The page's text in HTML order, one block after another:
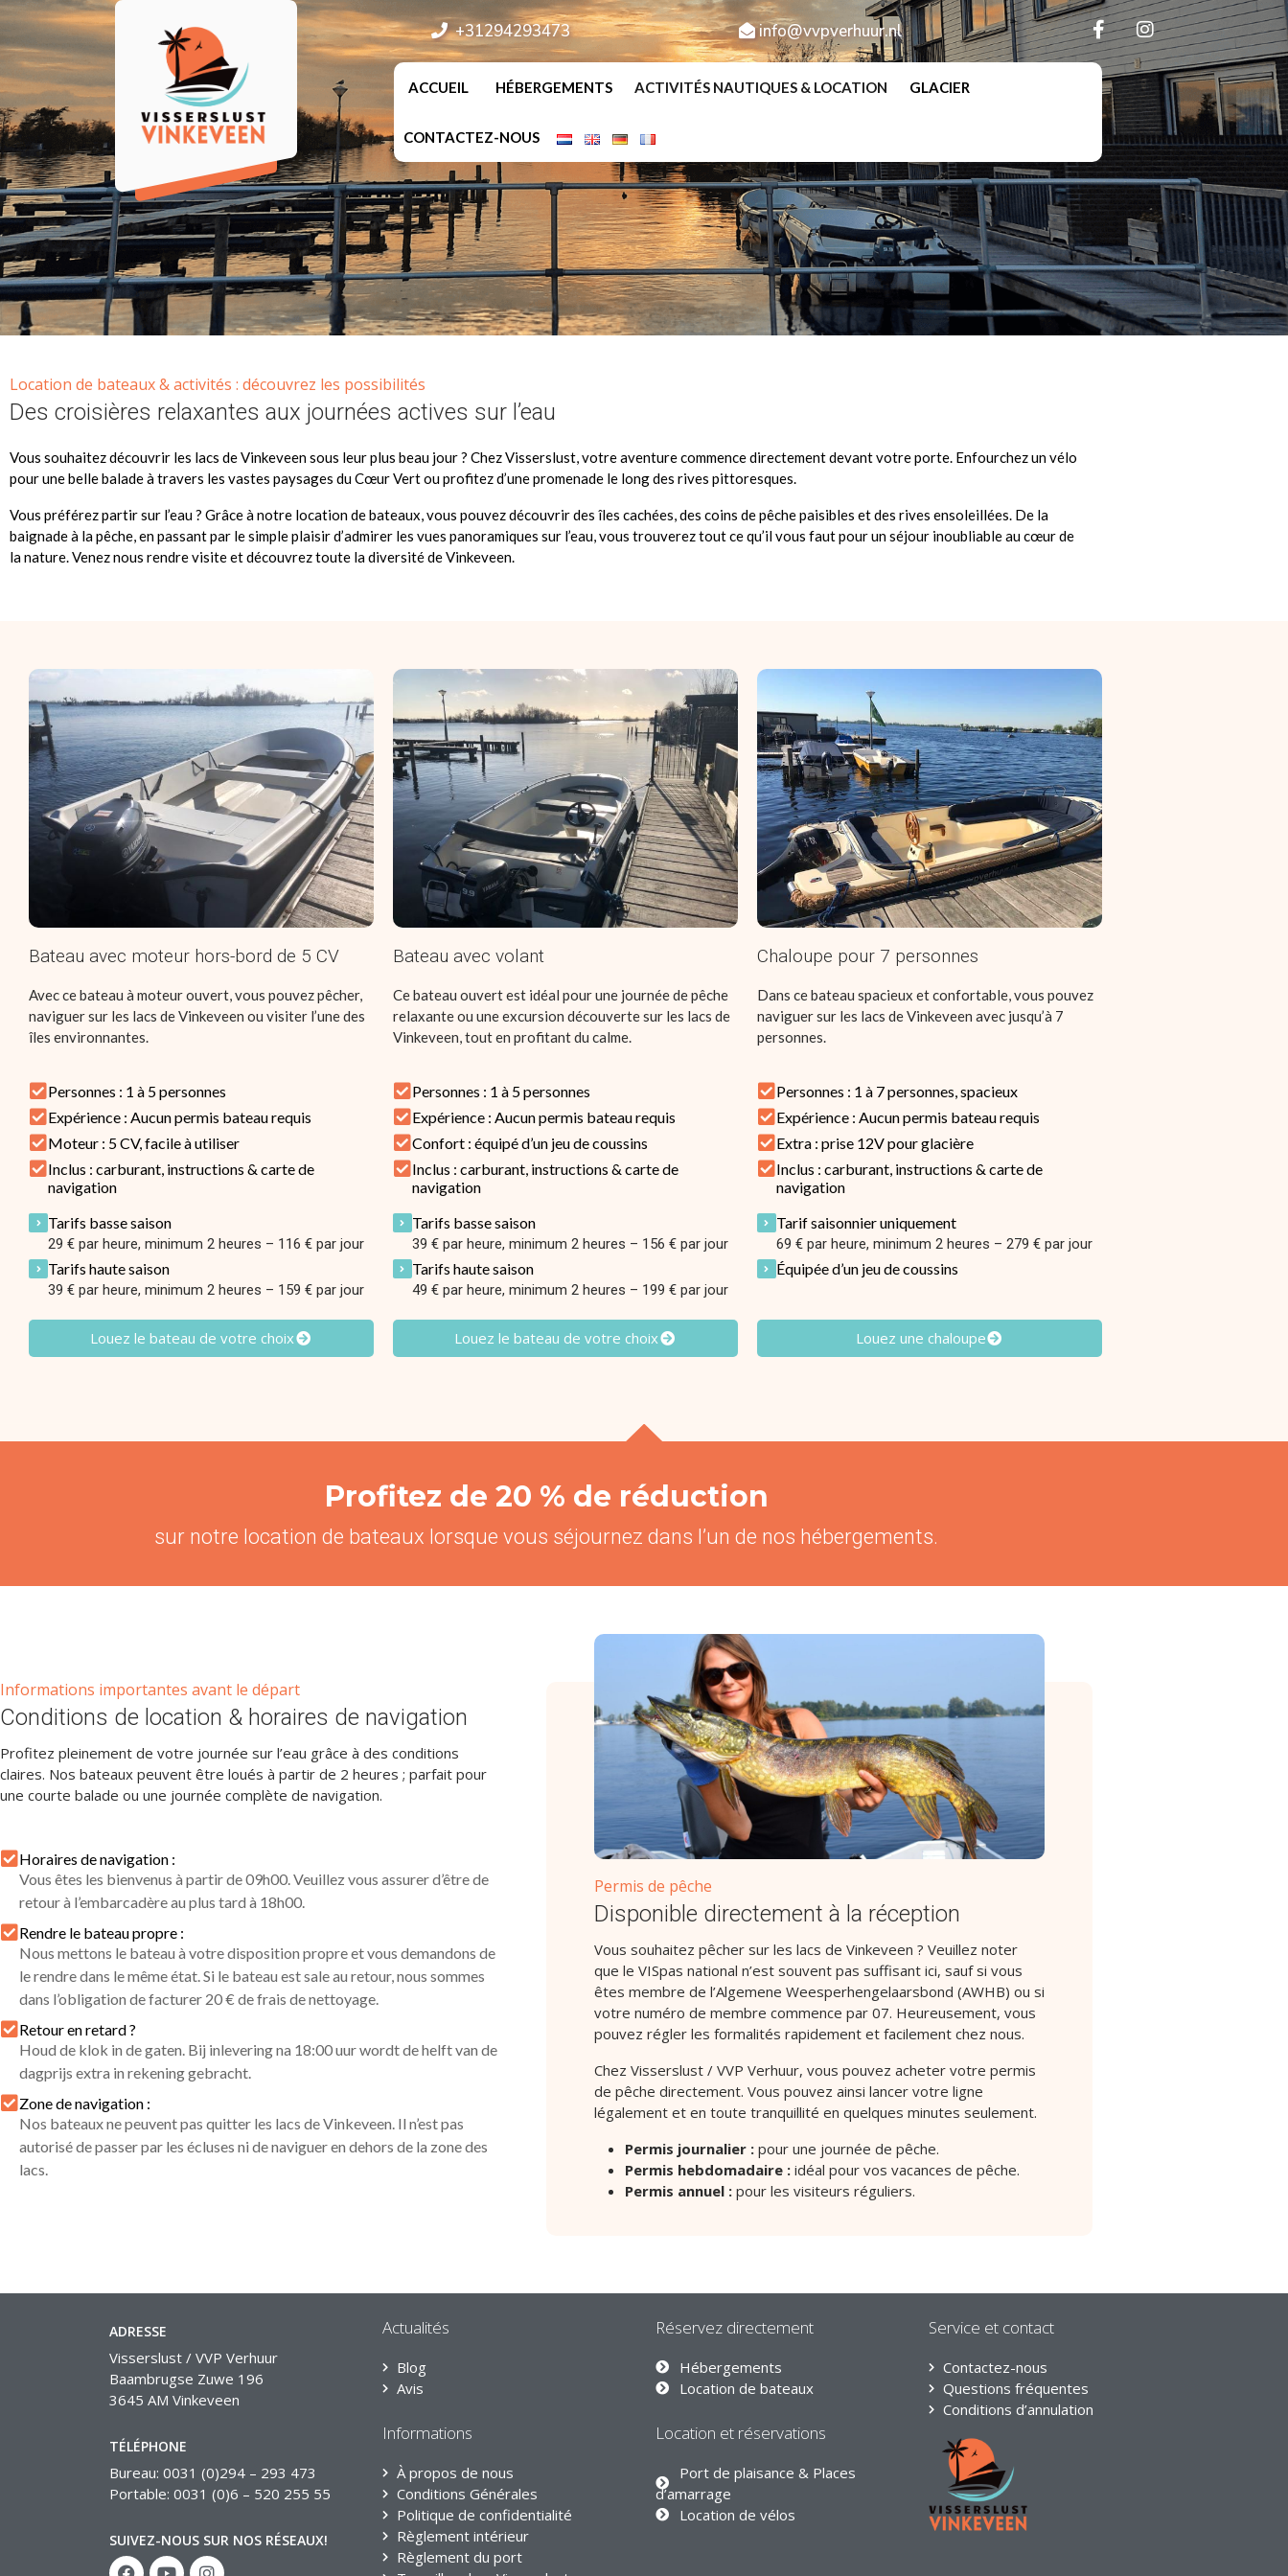
+31294293473 info@vvpverhuur.nl
ACCUEIL HÉBERGEMENTS ACTIVITÉS NAUTIQUES & LOCATION GLACIER
CONTACTEZ-NOUS
Location de bateaux & activités : découvrez les possibilités
Des croisières relaxantes aux journées actives sur l’eau
Vous souhaitez découvrir les lacs de Vinkeveen sous leur plus beau jour ? Chez Visserslust, votre aventure commence directement devant votre porte. Enfourchez un vélo
pour une belle balade à travers les vastes paysages du Cœur Vert ou profitez d’une promenade le long des rives pittoresques.
Vous préférez partir sur l’eau ? Grâce à notre location de bateaux, vous pouvez découvrir des îles cachées, des coins de pêche paisibles et des rives ensoleillées. De la
baignade à la pêche, en passant par le simple plaisir d’admirer les vues panoramiques sur l’eau, vous trouverez tout ce qu’il vous faut pour un séjour inoubliable au cœur de
la nature. Venez nous rendre visite et découvrez toute la diversité de Vinkeveen.
Bateau avec moteur hors-bord de 5 CV
Avec ce bateau à moteur ouvert, vous pouvez pêcher,
naviguer sur les lacs de Vinkeveen ou visiter l’une des
îles environnantes.
Personnes : 1 à 5 personnes
Expérience : Aucun permis bateau requis
Moteur : 5 CV, facile à utiliser
Inclus : carburant, instructions & carte de
navigation
Tarifs basse saison
29 € par heure, minimum 2 heures – 116 € par jour
Tarifs haute saison
39 € par heure, minimum 2 heures – 159 € par jour
Louez le bateau de votre choix
Bateau avec volant
Ce bateau ouvert est idéal pour une journée de pêche
relaxante ou une excursion découverte sur les lacs de
Vinkeveen, tout en profitant du calme.
Personnes : 1 à 5 personnes
Expérience : Aucun permis bateau requis
Confort : équipé d’un jeu de coussins
Inclus : carburant, instructions & carte de
navigation
Tarifs basse saison
39 € par heure, minimum 2 heures – 156 € par jour
Tarifs haute saison
49 € par heure, minimum 2 heures – 199 € par jour
Louez le bateau de votre choix
Chaloupe pour 7 personnes
Dans ce bateau spacieux et confortable, vous pouvez
naviguer sur les lacs de Vinkeveen avec jusqu’à 7
personnes.
Personnes : 1 à 7 personnes, spacieux
Expérience : Aucun permis bateau requis
Extra : prise 12V pour glacière
Inclus : carburant, instructions & carte de
navigation
Tarif saisonnier uniquement
69 € par heure, minimum 2 heures – 279 € par jour
Équipée d’un jeu de coussins
Louez une chaloupe
Profitez de 20 % de réduction
sur notre location de bateaux lorsque vous séjournez dans l’un de nos hébergements.
Informations importantes avant le départ
Conditions de location & horaires de navigation
Profitez pleinement de votre journée sur l’eau grâce à des conditions
claires. Nos bateaux peuvent être loués à partir de 2 heures ; parfait pour
une courte balade ou une journée complète de navigation.
Horaires de navigation :
Vous êtes les bienvenus à partir de 09h00. Veuillez vous assurer d’être de
retour à l’embarcadère au plus tard à 18h00.
Rendre le bateau propre :
Nous mettons le bateau à votre disposition propre et vous demandons de
le rendre dans le même état. Si le bateau est sale au retour, nous sommes
dans l’obligation de facturer 20 € de frais de nettoyage.
Retour en retard ?
Houd de klok in de gaten. Bij inlevering na 18:00 uur wordt de helft van de
dagprijs extra in rekening gebracht.
Zone de navigation :
Nos bateaux ne peuvent pas quitter les lacs de Vinkeveen. Il n’est pas
autorisé de passer par les écluses ni de naviguer en dehors de la zone des
lacs.
Permis de pêche
Disponible directement à la réception
Vous souhaitez pêcher sur les lacs de Vinkeveen ? Veuillez noter
que le VISpas national n’est souvent pas suffisant ici, sauf si vous
êtes membre de l’Algemene Weesperhengelaarsbond (AWHB) ou si
votre numéro de membre commence par 07. Heureusement, vous
pouvez régler les formalités rapidement et facilement chez nous.
Chez Visserslust / VVP Verhuur, vous pouvez acheter votre permis
de pêche directement. Vous pouvez ainsi lancer votre ligne
légalement et en toute tranquillité en quelques minutes seulement.
Permis journalier : pour une journée de pêche.
Permis hebdomadaire : idéal pour vos vacances de pêche.
Permis annuel : pour les visiteurs réguliers.
ADRESSE
Visserslust / VVP Verhuur
Baambrugse Zuwe 196
3645 AM Vinkeveen
TÉLÉPHONE
Bureau: 0031 (0)294 – 293 473
Portable: 0031 (0)6 – 520 255 55
SUIVEZ-NOUS SUR NOS RÉSEAUX!
Actualités
Blog
Avis
Informations
À propos de nous
Conditions Générales
Politique de confidentialité
Règlement intérieur
Règlement du port
Réservez directement
Hébergements
Location de bateaux
Location et réservations
Port de plaisance & Places
d’amarrage
Location de vélos
Service et contact
Contactez-nous
Questions fréquentes
Conditions d’annulation